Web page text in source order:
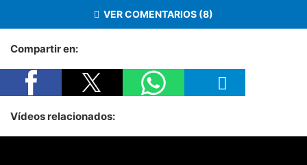
VER COMENTARIOS (8)
Compartir en:
Vídeos relacionados: